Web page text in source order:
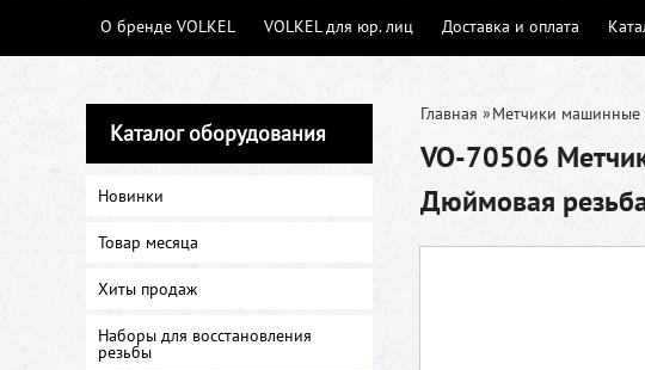
О бренде VOLKEL VOLKEL для юр. лиц Доставка и оплата
Каталог оборудования
Новинки
Товар месяца
Хиты продаж
Наборы для восстановления
резьбы
Главная »Метчики машинные
VO-70506
Дюймовая